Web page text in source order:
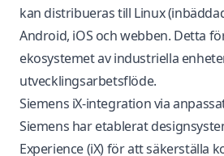
kan distribueras till Linux
Android, iOS och webben. Detta
ekosystemet av industriella
utvecklingsarbetsflöde.
Siemens iX-integration via
Siemens har etablerat
Experience (iX) för att säkerställa